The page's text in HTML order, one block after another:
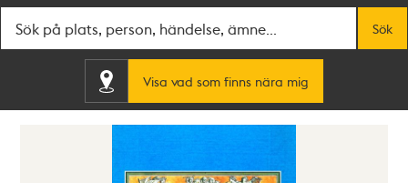
Sök
Visa vad som finns nära mig